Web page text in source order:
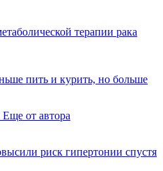
терапии рака
пить и курить, но больше
Еще от автора
риск гипертонии спустя